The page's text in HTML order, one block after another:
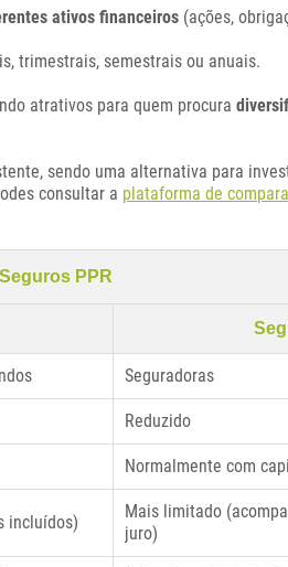
ativos financeiros (ações,
trimestrais, semestrais ou anuais.
atrativos para quem procura
sendo uma alternativa para
consultar a plataforma de
PPR
Seguradoras
Reduzido
Normalmente com
incluídos)
Mais limitado
juro)